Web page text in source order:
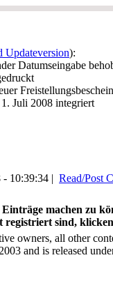
Updateversion):
Datumseingabe
Juli 2008 integriert
10:39:34 | Read/Post
machen zu
registriert sind,
owners, all other
and is released